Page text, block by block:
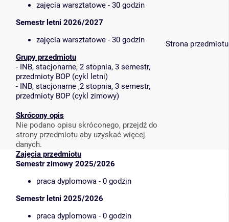
zajęcia warsztatowe - 30 godzin
Semestr letni 2026/2027
zajęcia warsztatowe - 30 godzin
Grupy przedmiotu
- INB, stacjonarne, 2 stopnia, 3 semestr,
przedmioty BOP (cykl letni)
- INB, stacjonarne ,2 stopnia, 3 semestr,
przedmioty BOP (cykl zimowy)
Skrócony opis
Nie podano opisu skróconego, przejdź do
strony przedmiotu aby uzyskać więcej
danych.
Strona przedmiotu
Zajęcia przedmiotu
Semestr zimowy 2025/2026
praca dyplomowa - 0 godzin
Semestr letni 2025/2026
praca dyplomowa - 0 godzin